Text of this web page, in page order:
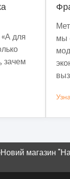
для
зачем
мы
магазин "Наш